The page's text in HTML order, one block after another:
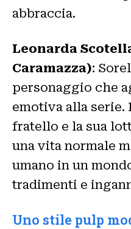
abbraccia.
Leonarda
Caramazza):
personaggio che
emotiva alla serie.
fratello e la sua
una vita normale
umano in un
tradimenti e
Uno stile pulp